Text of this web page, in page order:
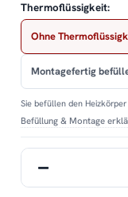
Thermoflüssigkeit:
Ohne
Montagefertig
Sie befüllen den
Befüllung & Montage